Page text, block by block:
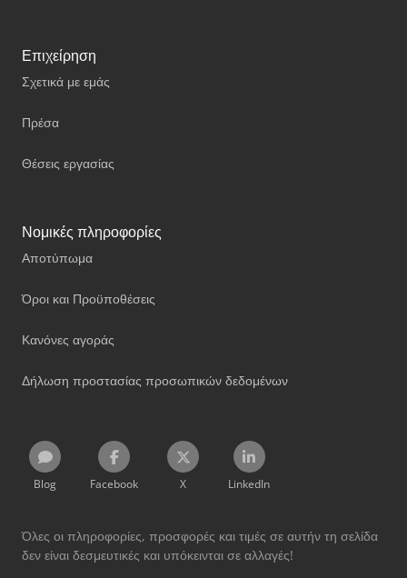
Επιχείρηση
Σχετικά με εμάς
Πρέσα
Θέσεις εργασίας
Νομικές πληροφορίες
Αποτύπωμα
Όροι και Προϋποθέσεις
Κανόνες αγοράς
Δήλωση προστασίας προσωπικών δεδομένων
Blog Facebook X LinkedIn
Όλες οι πληροφορίες, προσφορές και τιμές σε αυτήν τη σελίδα
δεν είναι δεσμευτικές και υπόκεινται σε αλλαγές!